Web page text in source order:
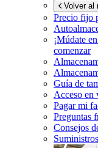
Volver al
Precio fijo
¡Múdate
comenzar
Guía de
Acceso en
Pagar mi
Preguntas
Consejos